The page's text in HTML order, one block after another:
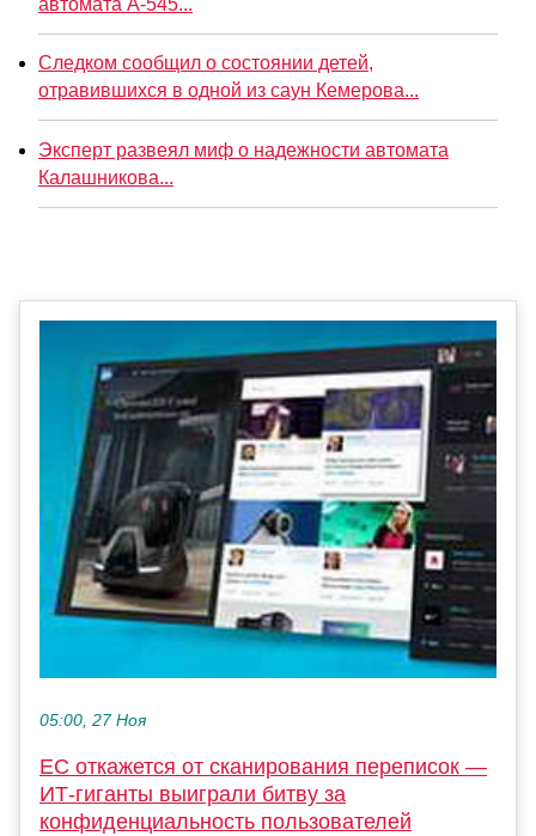
Следком сообщил о состоянии детей,
отравившихся в одной из саун Кемерова...
Эксперт развеял миф о надежности автомата
Калашникова...
05:00, 27 Ноя
ЕС откажется от сканирования переписок —
ИТ-гиганты выиграли битву за
конфиденциальность пользователей